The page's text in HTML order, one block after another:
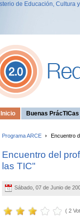
Inicio Buenas PrácTICas
Programa ARCE Encuentro
Encuentro del
las TIC"
Sábado, 07 de Junio de
( 2